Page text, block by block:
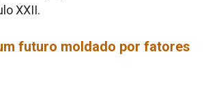
XXII.
futuro moldado por fatores